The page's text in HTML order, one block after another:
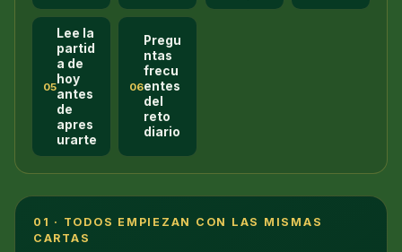
05
Lee la
partid
a de
hoy
antes
de
apres
urarte
06
Pregu
ntas
frecu
entes
del
reto
diario
01 · TODOS EMPIEZAN CON LAS MISMAS
CARTAS